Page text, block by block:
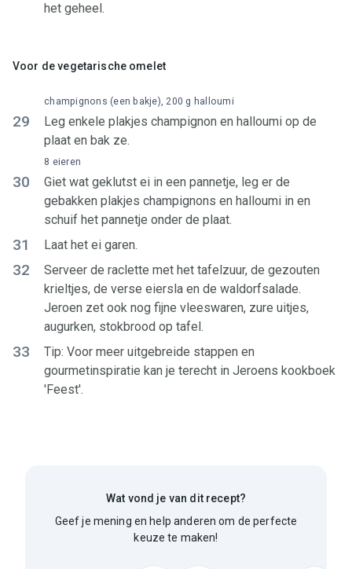
het geheel.
Voor de vegetarische omelet
29
Leg enkele plakjes champignon en halloumi op de
plaat en bak ze.
champignons (een bakje), 200 g halloumi
30
Giet wat geklutst ei in een pannetje, leg er de
gebakken plakjes champignons en halloumi in en
schuif het pannetje onder de plaat.
8 eieren
31 Laat het ei garen.
32
Serveer de raclette met het tafelzuur, de gezouten
krieltjes, de verse eiersla en de waldorfsalade.
Jeroen zet ook nog fijne vleeswaren, zure uitjes,
augurken, stokbrood op tafel.
33
Tip: Voor meer uitgebreide stappen en
gourmetinspiratie kan je terecht in Jeroens kookboek
'Feest'.
Wat vond je van dit recept?
Geef je mening en help anderen om de perfecte
keuze te maken!